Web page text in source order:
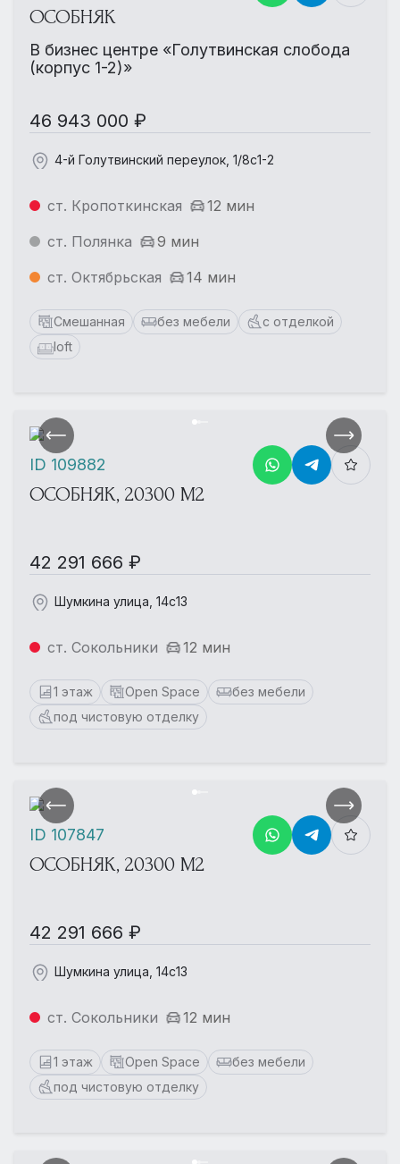
ОСОБНЯК
В бизнес центре «Голутвинская слобода
(корпус 1-2)»
46 943 000 ₽
4-й Голутвинский переулок, 1/8с1-2
ст. Кропоткинская
12 мин
ст. Полянка
9 мин
ст. Октябрьская
14 мин
Смешанная без мебели
с отделкой
loft
ОСОБНЯК, 20300 М2
42 291 666 ₽
Шумкина улица, 14с13
ст. Сокольники 12 мин
1 этаж Open Space
без мебели
под чистовую отделку
ID 109882
ОСОБНЯК, 20300 М2
42 291 666 ₽
Шумкина улица, 14с13
ст. Сокольники 12 мин
1 этаж Open Space
без мебели
под чистовую отделку
ID 107847